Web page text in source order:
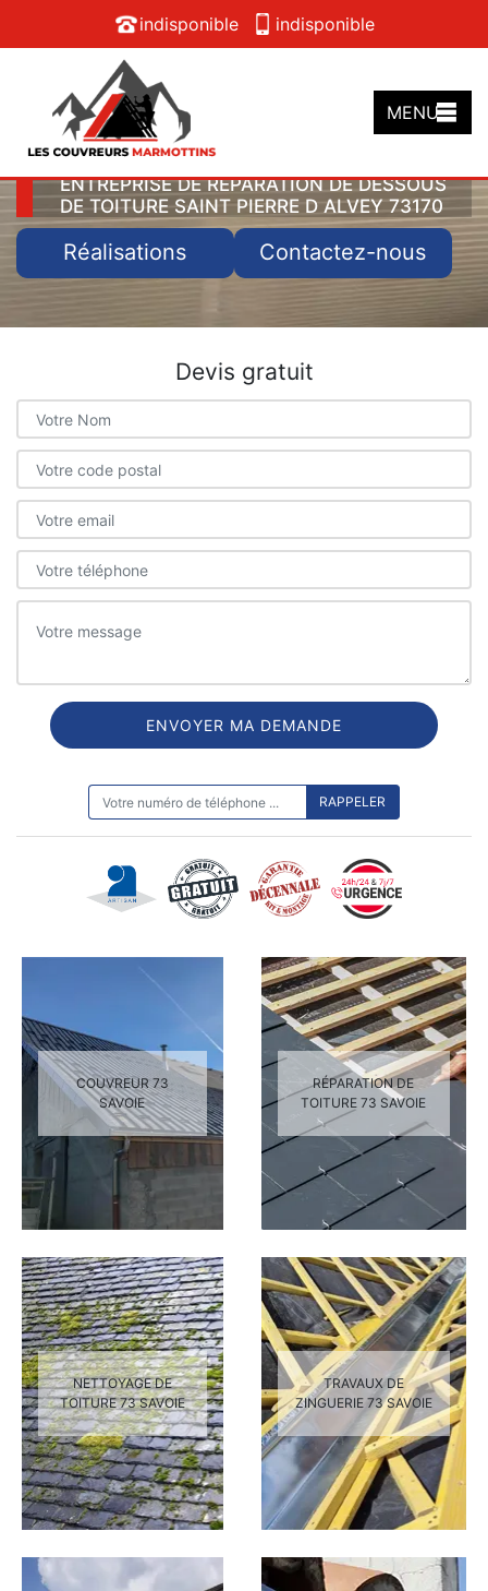
indisponible indisponible
MENU
ENTREPRISE DE RÉPARATION DE DESSOUS
DE TOITURE SAINT PIERRE D ALVEY 73170
Réalisations Contactez-nous
Devis gratuit
COUVREUR 73
SAVOIE
RÉPARATION DE
TOITURE 73 SAVOIE
NETTOYAGE DE
TOITURE 73 SAVOIE
TRAVAUX DE
ZINGUERIE 73 SAVOIE